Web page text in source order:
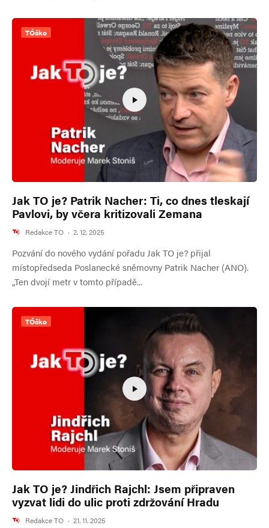
TÓčko
Jak TO je? Patrik Nacher: Ti, co dnes tleskají
Pavlovi, by včera kritizovali Zemana
Redakce TO · 2. 12. 2025
Pozvání do nového vydání pořadu Jak TO je? přijal
místopředseda Poslanecké sněmovny Patrik Nacher (ANO).
„Ten dvojí metr v tomto případě...
TÓčko
Jak TO je? Jindřich Rajchl: Jsem připraven
vyzvat lidi do ulic proti zdržování Hradu
Redakce TO · 21. 11. 2025